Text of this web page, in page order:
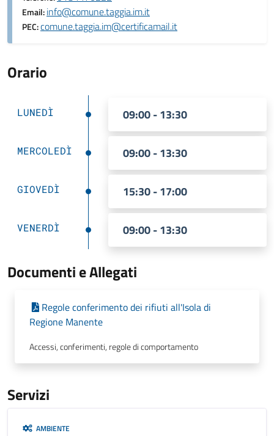
Email:info@comune.taggia.im.it
PEC:comune.taggia.im@certificamail.it
Orario
LUNEDÌ 09:00 - 13:30
MERCOLEDÌ 09:00 - 13:30
GIOVEDÌ 15:30 - 17:00
VENERDÌ 09:00 - 13:30
Documenti e Allegati
Regole conferimento dei rifiuti all'Isola di
Regione Manente
Accessi, conferimenti, regole di comportamento
Servizi
AMBIENTE